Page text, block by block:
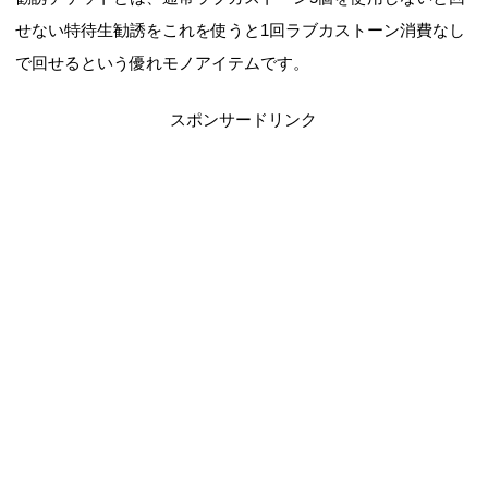
せない特待生勧誘をこれを使うと1回ラブカストーン消費なし
で回せるという優れモノアイテムです。
スポンサードリンク